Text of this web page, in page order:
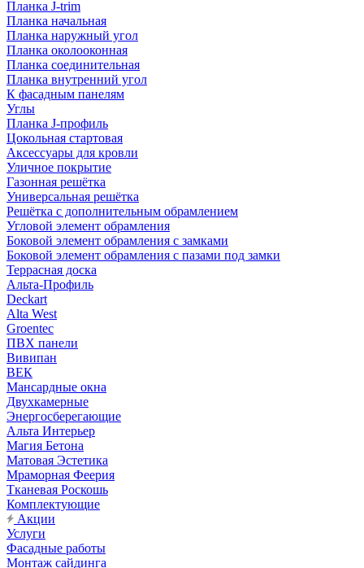
Планка J-trim
Планка начальная
Планка наружный угол
Планка околооконная
Планка соединительная
Планка внутренний угол
К фасадным панелям
Углы
Планка J-профиль
Цокольная стартовая
Аксессуары для кровли
Уличное покрытие
Газонная решётка
Универсальная решётка
Решётка с дополнительным обрамлением
Угловой элемент обрамления
Боковой элемент обрамления с замками
Боковой элемент обрамления с пазами под замки
Террасная доска
Альта-Профиль
Deckart
Alta West
Groentec
ПВХ панели
Вивипан
ВЕК
Мансардные окна
Двухкамерные
Энергосберегающие
Альта Интерьер
Магия Бетона
Матовая Эстетика
Мраморная Феерия
Тканевая Роскошь
Комплектующие
Акции
Услуги
Фасадные работы
Монтаж сайдинга